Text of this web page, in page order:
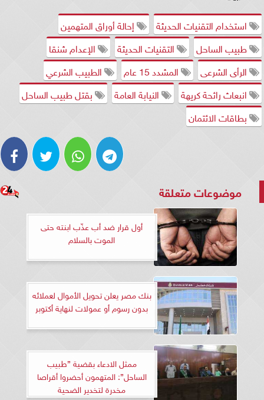
استخدام التقنيات الحديثة
إحالة أوراق المتهمين
طبيب الساحل
التقنيات الحديثة
الإعدام شنقا
الرأى الشرعى
المشدد 15 عام
الطبيب الشرعي
انبعاث رائحة كريهة
النيابة العامة
بقتل طبيب الساحل
بطاقات الائتمان
موضوعات متعلقة
أول قرار ضد أب عذّب ابنته حتى
الموت بالسلام
بنك مصر يعلن تحويل الأموال لعملائه
بدون رسوم أو عمولات لنهاية أكتوبر
ممثل الادعاء بقضية ”طبيب
الساحل”: المتهمون أحضروا أقراصا
مخدرة لتخدير الضحية